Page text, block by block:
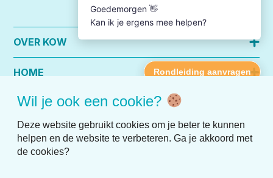
OVER KOW
HOME
PRAKTISCHE INFO
Wil je ook een cookie?
Deze website gebruikt cookies om je beter te kunnen
helpen en de website te verbeteren. Ga je akkoord met
de cookies?